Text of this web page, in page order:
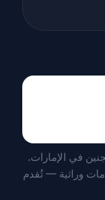
في الإمارات.
وراثية — تُقدم